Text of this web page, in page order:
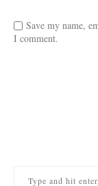
Save my name,
I comment.